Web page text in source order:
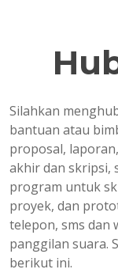
Silahkan
bantuan atau
proposal,
akhir dan skripsi,
program untuk
proyek, dan
telepon, sms dan
panggilan suara.
berikut ini.